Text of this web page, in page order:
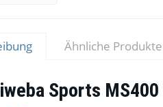
Ähnliche Produkte
Sports